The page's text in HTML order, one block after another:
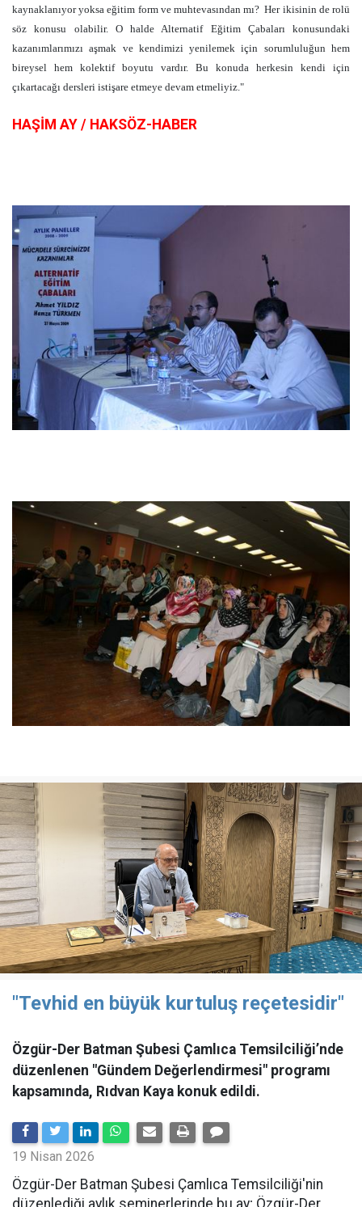
kaynaklanıyor yoksa eğitim form ve muhtevasından mı? Her ikisinin de rolü
söz konusu olabilir. O halde Alternatif Eğitim Çabaları konusundaki
kazanımlarımızı aşmak ve kendimizi yenilemek için sorumluluğun hem
bireysel hem kolektif boyutu vardır. Bu konuda herkesin kendi için
çıkartacağı dersleri istişare etmeye devam etmeliyiz."
HAŞİM AY / HAKSÖZ-HABER
"Tevhid en büyük kurtuluş reçetesidir"
Özgür-Der Batman Şubesi Çamlıca Temsilciliği’nde
düzenlenen "Gündem Değerlendirmesi" programı
kapsamında, Rıdvan Kaya konuk edildi.
19 Nisan 2026
​Özgür-Der Batman Şubesi Çamlıca Temsilciliği'nin
düzenlediği aylık seminerlerinde bu ay; Özgür-Der